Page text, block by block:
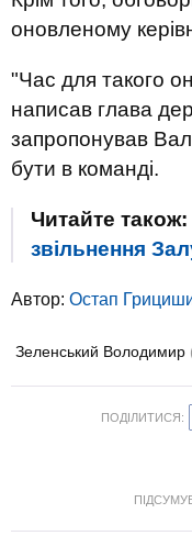
оновленому
"Час для такого
написав глава
запропонував
бути в команді.
Читайте також:
звільнення
Автор: Остап
Зеленський Володимир
ПОДІЛИТИСЯ: